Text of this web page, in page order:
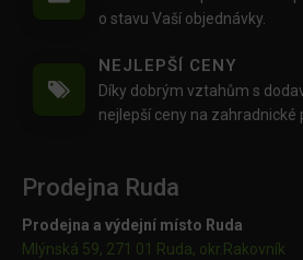
o stavu Vaší objednávky.
NEJLEPŠÍ CENY
Díky dobrým vztahům s
nejlepší ceny na zahradnické
Prodejna Ruda
Prodejna a výdejní místo Ruda
Mlýnská 59, 271 01 Ruda, okr.Rakovník